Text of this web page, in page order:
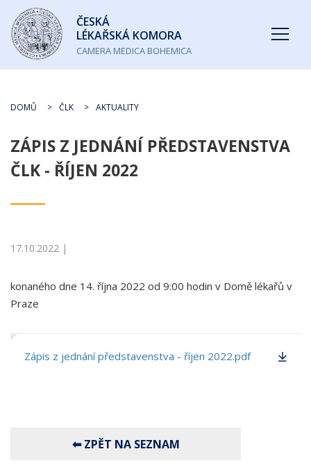
Česká
lékařská
komora
ČESKÁ
LÉKAŘSKÁ KOMORA
CAMERA MEDICA BOHEMICA
DOMŮ ČLK AKTUALITY
ZÁPIS Z JEDNÁNÍ PŘEDSTAVENSTVA
ČLK - ŘÍJEN 2022
17.10.2022 |
konaného dne 14. října 2022 od 9:00 hodin v Domě lékařů v
Praze
Zápis z jednání představenstva - říjen 2022.pdf